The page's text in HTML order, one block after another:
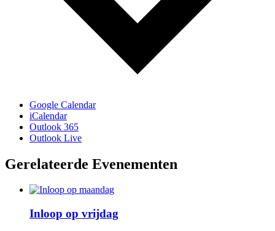
Google Calendar
iCalendar
Outlook 365
Outlook Live
Gerelateerde Evenementen
Inloop op vrijdag